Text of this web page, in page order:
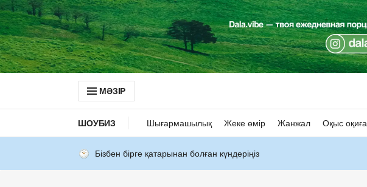
МӘЗІР
ШОУБИЗ Шығармашылық Жеке өмір Жанжал Оқыс оқиға
Бізбен бірге қатарынан болған күндеріңіз